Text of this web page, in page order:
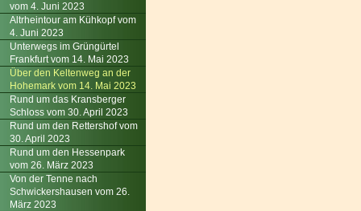
vom 4. Juni 2023
Altrheintour am Kühkopf vom
4. Juni 2023
Unterwegs im Grüngürtel
Frankfurt vom 14. Mai 2023
Über den Keltenweg an der
Hohemark vom 14. Mai 2023
Rund um das Kransberger
Schloss vom 30. April 2023
Rund um den Rettershof vom
30. April 2023
Rund um den Hessenpark
vom 26. März 2023
Von der Tenne nach
Schwickershausen vom 26.
März 2023